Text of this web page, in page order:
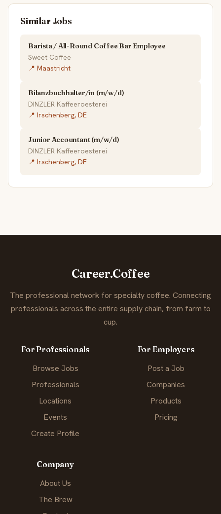
Similar Jobs
Barista / All-Round Coffee Bar Employee
Sweet Coffee
📍 Maastricht
Bilanzbuchhalter/in (m/w/d)
DINZLER Kaffeeroesterei
📍 Irschenberg, DE
Junior Accountant (m/w/d)
DINZLER Kaffeeroesterei
📍 Irschenberg, DE
Career.Coffee
The professional network for specialty coffee. Connecting
professionals across the entire supply chain, from farm to
cup.
For Professionals
Browse Jobs
Professionals
Locations
Events
Create Profile
For Employers
Post a Job
Companies
Products
Pricing
Company
About Us
The Brew